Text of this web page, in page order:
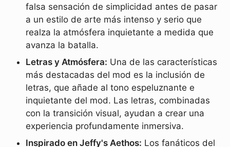
falsa sensación de simplicidad antes de pasar
a un estilo de arte más intenso y serio que
realza la atmósfera inquietante a medida que
avanza la batalla.
Letras y Atmósfera: Una de las características
más destacadas del mod es la inclusión de
letras, que añade al tono espeluznante e
inquietante del mod. Las letras, combinadas
con la transición visual, ayudan a crear una
experiencia profundamente inmersiva.
Inspirado en Jeffy's Aethos: Los fanáticos del